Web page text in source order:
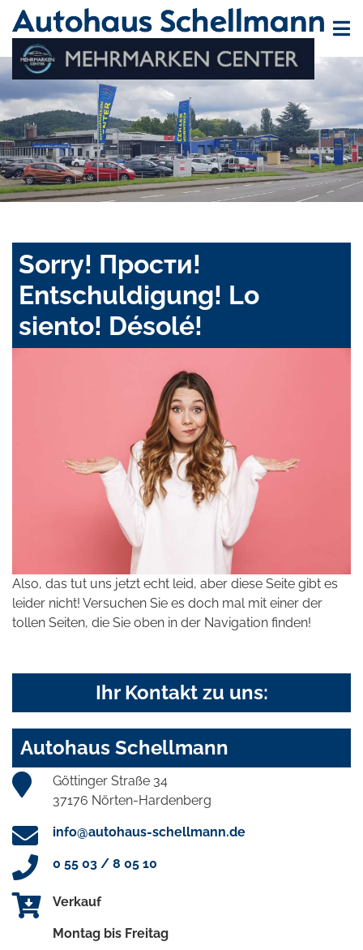
Sorry! Прости!
Entschuldigung! Lo
siento! Désolé!
Also, das tut uns jetzt echt leid, aber diese Seite gibt es
leider nicht! Versuchen Sie es doch mal mit einer der
tollen Seiten, die Sie oben in der Navigation finden!
Ihr Kontakt zu uns:
Autohaus Schellmann
Göttinger Straße 34
37176 Nörten-Hardenberg
info@autohaus-schellmann.de
0 55 03 / 8 05 10
Verkauf
Montag bis Freitag